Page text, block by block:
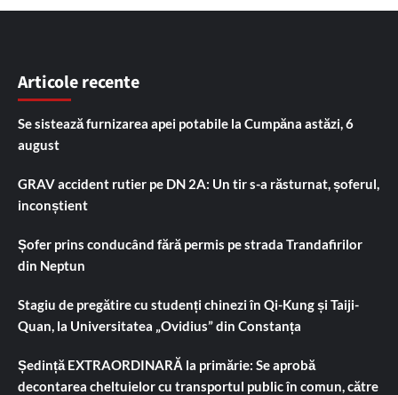
Articole recente
Se sistează furnizarea apei potabile la Cumpăna astăzi, 6
august
GRAV accident rutier pe DN 2A: Un tir s-a răsturnat, șoferul,
inconștient
Șofer prins conducând fără permis pe strada Trandafirilor
din Neptun
Stagiu de pregătire cu studenți chinezi în Qi-Kung și Taiji-
Quan, la Universitatea „Ovidius” din Constanța
Ședință EXTRAORDINARĂ la primărie: Se aprobă
decontarea cheltuielor cu transportul public în comun, către